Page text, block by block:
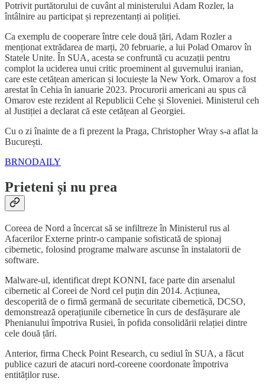
Potrivit purtătorului de cuvânt al ministerului Adam Rozler, la
întâlnire au participat și reprezentanți ai poliției.
Ca exemplu de cooperare între cele două țări, Adam Rozler a
menționat extrădarea de marți, 20 februarie, a lui Polad Omarov în
Statele Unite. În SUA, acesta se confruntă cu acuzații pentru
complot la uciderea unui critic proeminent al guvernului iranian,
care este cetățean american și locuiește la New York. Omarov a fost
arestat în Cehia în ianuarie 2023. Procurorii americani au spus că
Omarov este rezident al Republicii Cehe și Sloveniei. Ministerul ceh
al Justiției a declarat că este cetățean al Georgiei.
Cu o zi înainte de a fi prezent la Praga, Christopher Wray s-a aflat la
București.
BRNODAILY
Prieteni și nu prea
Coreea de Nord a încercat să se infiltreze în Ministerul rus al
Afacerilor Externe printr-o campanie sofisticată de spionaj
cibernetic, folosind programe malware ascunse în instalatorii de
software.
Malware-ul, identificat drept KONNI, face parte din arsenalul
cibernetic al Coreei de Nord cel puțin din 2014. Acțiunea,
descoperită de o firmă germană de securitate cibernetică, DCSO,
demonstrează operațiunile cibernetice în curs de desfășurare ale
Phenianului împotriva Rusiei, în pofida consolidării relației dintre
cele două țări.
Anterior, firma Check Point Research, cu sediul în SUA, a făcut
publice cazuri de atacuri nord-coreene coordonate împotriva
entităților ruse.